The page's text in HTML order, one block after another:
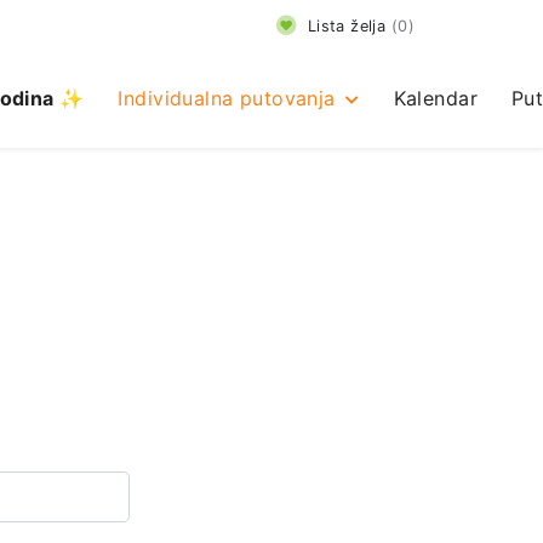
Lista želja (0)
✨ Individualna putovanja Kalendar